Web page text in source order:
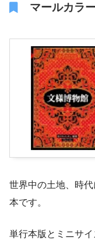
マールカラ
世界中の土地、時
本です。
単行本版とミニサ